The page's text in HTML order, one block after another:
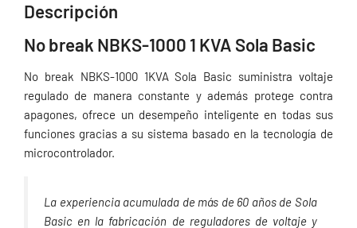
Descripción
No break NBKS-1000 1 KVA Sola Basic
No break NBKS-1000 1KVA Sola Basic suministra voltaje
regulado de manera constante y además protege contra
apagones, ofrece un desempeño inteligente en todas sus
funciones gracias a su sistema basado en la tecnología de
microcontrolador.
La experiencia acumulada de más de 60 años de Sola
Basic en la fabricación de reguladores de voltaje y